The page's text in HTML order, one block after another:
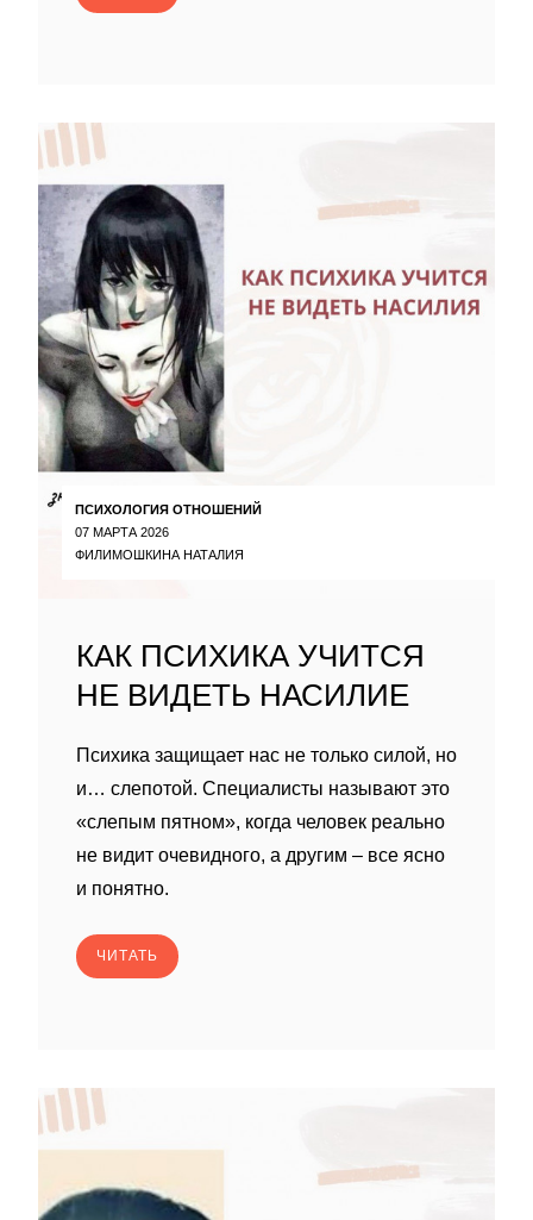
ПСИХОЛОГИЯ ОТНОШЕНИЙ
07 МАРТА 2026
ФИЛИМОШКИНА НАТАЛИЯ
КАК ПСИХИКА УЧИТСЯ
НЕ ВИДЕТЬ НАСИЛИЕ
Психика защищает нас не только силой, но
и… слепотой. Специалисты называют это
«слепым пятном», когда человек реально
не видит очевидного, а другим – все ясно
и понятно.
ЧИТАТЬ